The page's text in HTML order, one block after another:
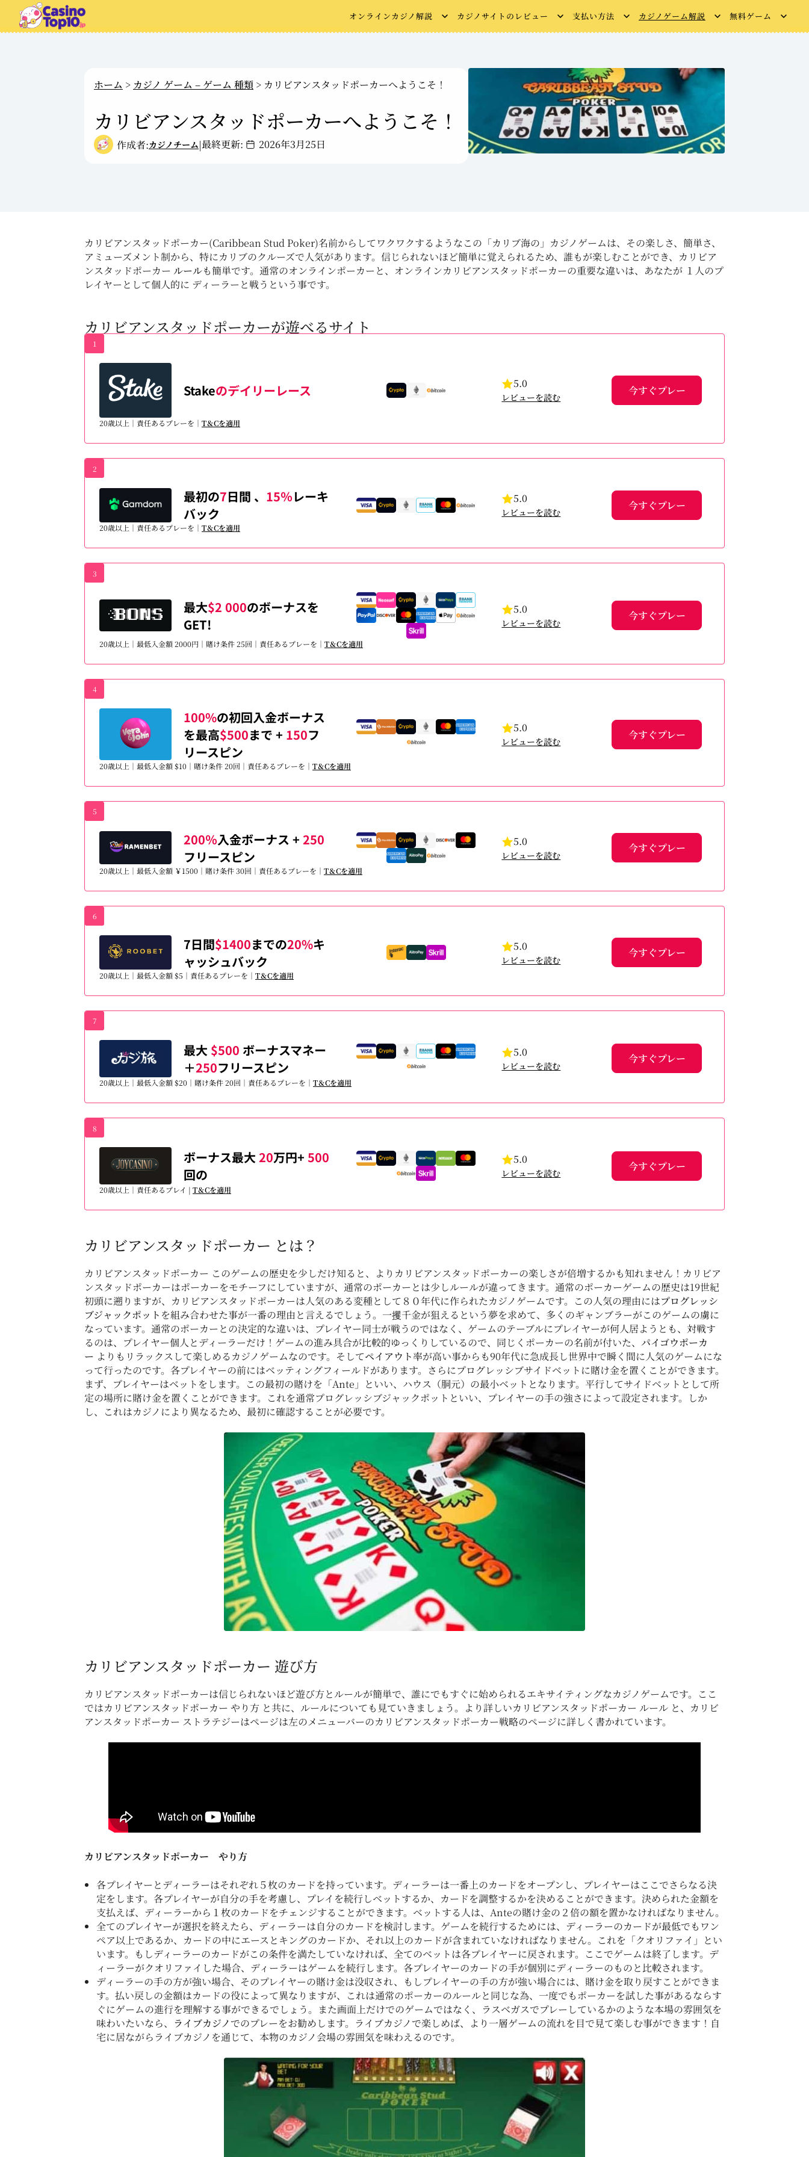
オンラインカジノ解説 カジノサイトのレビュー 支払い方法 カジノゲーム解説 無料ゲーム
ホーム > カジノ ゲーム – ゲーム 種類 > カリビアンスタッドポーカーへようこそ！
カリビアンスタッドポーカーへようこそ！
作成者:カジノチーム|最終更新: 2026年3月25日
カリビアンスタッドポーカー(Caribbean Stud Poker)名前からしてワクワクするようなこの「カリブ海の」カジノゲームは、その楽しさ、簡単さ、
アミューズメント制から、特にカリブのクルーズで人気があります。信じられないほど簡単に覚えられるため、誰もが楽しむことができ、カリビア
ンスタッドポーカー ルールも簡単です。通常のオンラインポーカーと、オンラインカリビアンスタッドポーカーの重要な違いは、あなたが １人のプ
レイヤーとして個人的に ディーラーと戦うという事です。
カリビアンスタッドポーカーが遊べるサイト
1
Stakeのデイリーレース 5.0
レビューを読む
今すぐプレー
20歳以上｜責任あるプレーを｜ T＆Cを適用
2
最初の7日間 、 15％レーキ
バック
5.0
レビューを読む
今すぐプレー
20歳以上｜責任あるプレーを｜ T＆Cを適用
3
最大$2 000のボーナスを
GET!
5.0
レビューを読む
今すぐプレー
20歳以上｜最低入金額 2000円｜賭け条件 25回｜責任あるプレーを｜ T＆Cを適用
4
100%の初回入金ボーナス
を最高$500まで + 150フ
リースピン
5.0
レビューを読む
今すぐプレー
20歳以上｜最低入金額 $10｜賭け条件 20回｜責任あるプレーを｜ T＆Cを適用
5
200％入金ボーナス + 250
フリースピン
5.0
レビューを読む
今すぐプレー
20歳以上｜最低入金額 ￥1500｜賭け条件 30回｜責任あるプレーを｜ T＆Cを適用
6
7日間$1400までの20%キ
ャッシュバック
5.0
レビューを読む
今すぐプレー
20歳以上｜最低入金額 $5｜責任あるプレーを｜ T＆Cを適用
7
最大 $500 ボーナスマネー
＋250フリースピン
5.0
レビューを読む
今すぐプレー
20歳以上｜最低入金額 $20｜賭け条件 20回｜責任あるプレーを｜ T＆Cを適用
8
ボーナス最大20万円+ 500
回の
5.0
レビューを読む
今すぐプレー
20歳以上｜責任あるプレイ | T＆Cを適用
カリビアンスタッドポーカー とは？
カリビアンスタッドポーカー このゲームの歴史を少しだけ知ると、よりカリビアンスタッドポーカーの楽しさが倍増するかも知れません！カリビア
ンスタッドポーカーはポーカーをモチーフにしていますが、通常のポーカーとは少しルールが違ってきます。通常のポーカーゲームの歴史は19世紀
初頭に遡りますが、カリビアンスタッドポーカーは人気のある変種として８０年代に作られたカジノゲームです。この人気の理由にはプログレッシ
ブジャックポット を組み合わせた事が一番の理由と言えるでしょう。一攫千金が狙えるという夢を求めて、多くのギャンブラーがこのゲームの虜に
なっています。通常のポーカーとの決定的な違いは、プレイヤー同士が戦うのではなく、ゲームのテーブルにプレイヤーが何人居ようとも、対戦す
るのは、プレイヤー個人とディーラーだけ！ゲームの進み具合が比較的ゆっくりしているので、同じくポーカーの名前が付いた、 パイゴウポーカ
ー よりもリラックスして楽しめるカジノゲームなのです。そしてペイアウト率が高い事からも90年代に急成長し世界中で瞬く間に人気のゲームにな
って行ったのです。各プレイヤーの前にはベッティングフィールドがあります。さらにプログレッシブサイドベットに賭け金を置くことができます。
まず、プレイヤーはベットをします。この最初の賭けを「Ante」といい、ハウス（胴元）の最小ベットとなります。平行してサイドベットとして所
定の場所に賭け金を置くことができます。これを通常プログレッシブジャックポットといい、プレイヤーの手の強さによって設定されます。しか
し、これはカジノにより異なるため、最初に確認することが必要です。
カリビアンスタッドポーカー 遊び方
カリビアンスタッドポーカーは信じられないほど遊び方とルールが簡単で、誰にでもすぐに始められるエキサイティングなカジノゲームです。ここ
ではカリビアンスタッドポーカー やり方 と共に、ルールについても見ていきましょう。より詳しいカリビアンスタッドポーカー ルール と、カリビ
アンスタッドポーカー ストラテジーはページは左のメニューバーのカリビアンスタッドポーカー戦略のページに詳しく書かれています。
カリビアンスタッドポーカー やり方
各プレイヤーとディーラーはそれぞれ５枚のカードを持っています。ディーラーは一番上のカードをオープンし、プレイヤーはここでさらなる決
定をします。各プレイヤーが自分の手を考慮し、プレイを続行しベットするか、カードを調整するかを決めることができます。決められた金額を
支払えば、ディーラーから１枚のカードをチェンジすることができます。ベットする人は、Anteの賭け金の２倍の額を置かなければなりません。
全てのプレイヤーが選択を終えたら、ディーラーは自分のカードを検討します。ゲームを続行するためには、ディーラーのカードが最低でもワン
ペア以上であるか、カードの中にエースとキングのカードか、それ以上のカードが含まれていなければなりません。これを「クオリファイ」とい
います。もしディーラーのカードがこの条件を満たしていなければ、全てのベットは各プレイヤーに戻されます。ここでゲームは終了します。デ
ィーラーがクオリファイした場合、ディーラーはゲームを続行します。各プレイヤーのカードの手が個別にディーラーのものと比較されます。
ディーラーの手の方が強い場合、そのプレイヤーの賭け金は没収され、もしプレイヤーの手の方が強い場合には、賭け金を取り戻すことができま
す。払い戻しの金額はカードの役によって異なりますが、これは通常のポーカーのルールと同じな為、一度でもポーカーを試した事があるならす
ぐにゲームの進行を理解する事ができるでしょう。また画面上だけでのゲームではなく、ラスベガスでプレーしているかのような本場の雰囲気を
味わいたいなら、
ライブカジノでのプレーをお勧めします。ライブカジノで楽しめば、より一層ゲームの流れを目で見て楽しむ事ができます！自
宅に居ながらライブカジノを通じて、本物のカジノ会場の雰囲気を味わえるのです。